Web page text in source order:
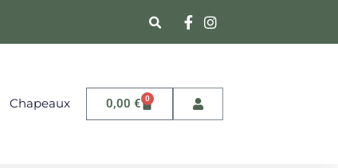
Chapeaux 0,00 € 0